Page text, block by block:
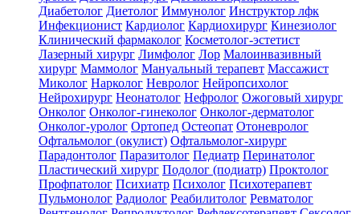
Диабетолог Диетолог Иммунолог Инструктор лфк
Инфекционист Кардиолог Кардиохирург Кинезиолог
Клинический фармаколог Косметолог-эстетист
Лазерный хирург Лимфолог Лор Малоинвазивный
хирург Маммолог Мануальный терапевт Массажист
Миколог Нарколог Невролог Нейропсихолог
Нейрохирург Неонатолог Нефролог Ожоговый хирург
Онколог Онколог-гинеколог Онколог-дерматолог
Онколог-уролог Ортопед Остеопат Отоневролог
Офтальмолог (окулист) Офтальмолог-хирург
Парадонтолог Паразитолог Педиатр Перинатолог
Пластический хирург Подолог (подиатр) Проктолог
Профпатолог Психиатр Психолог Психотерапевт
Пульмонолог Радиолог Реабилитолог Ревматолог